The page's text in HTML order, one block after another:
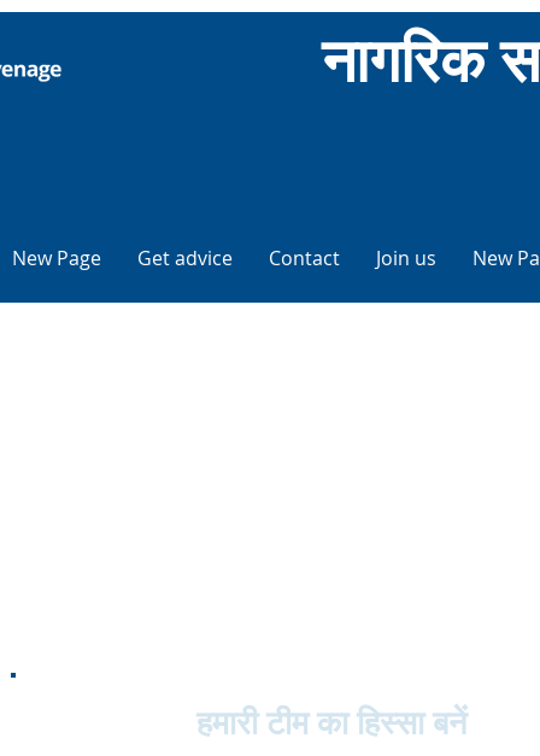
नागरिक
New Page Get advice Contact Join us New
हमारी टीम का हिस्सा बनें